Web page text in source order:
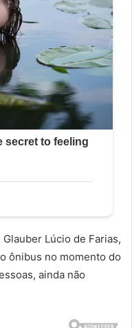
Lúcio de Farias,
ônibus no momento do
ainda não